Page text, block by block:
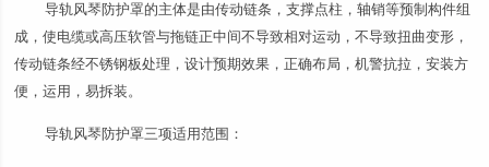
导轨风琴防护罩的主体是由传动链条，支撑点柱，轴销等预制构件组
成，使电缆或高压软管与拖链正中间不导致相对运动，不导致扭曲变形，
传动链条经不锈钢板处理，设计预期效果，正确布局，机警抗拉，安装方
便，运用，易拆装。
导轨风琴防护罩三项适用范围：